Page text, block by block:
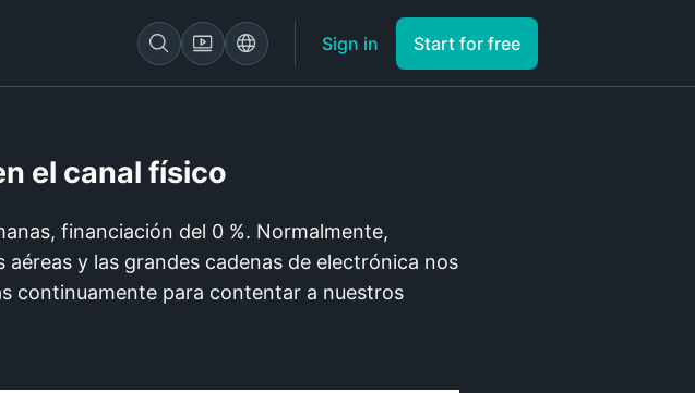
Sign in Start for free
el canal físico
financiación del 0 %. Normalmente,
y las grandes cadenas de electrónica nos
continuamente para contentar a nuestros